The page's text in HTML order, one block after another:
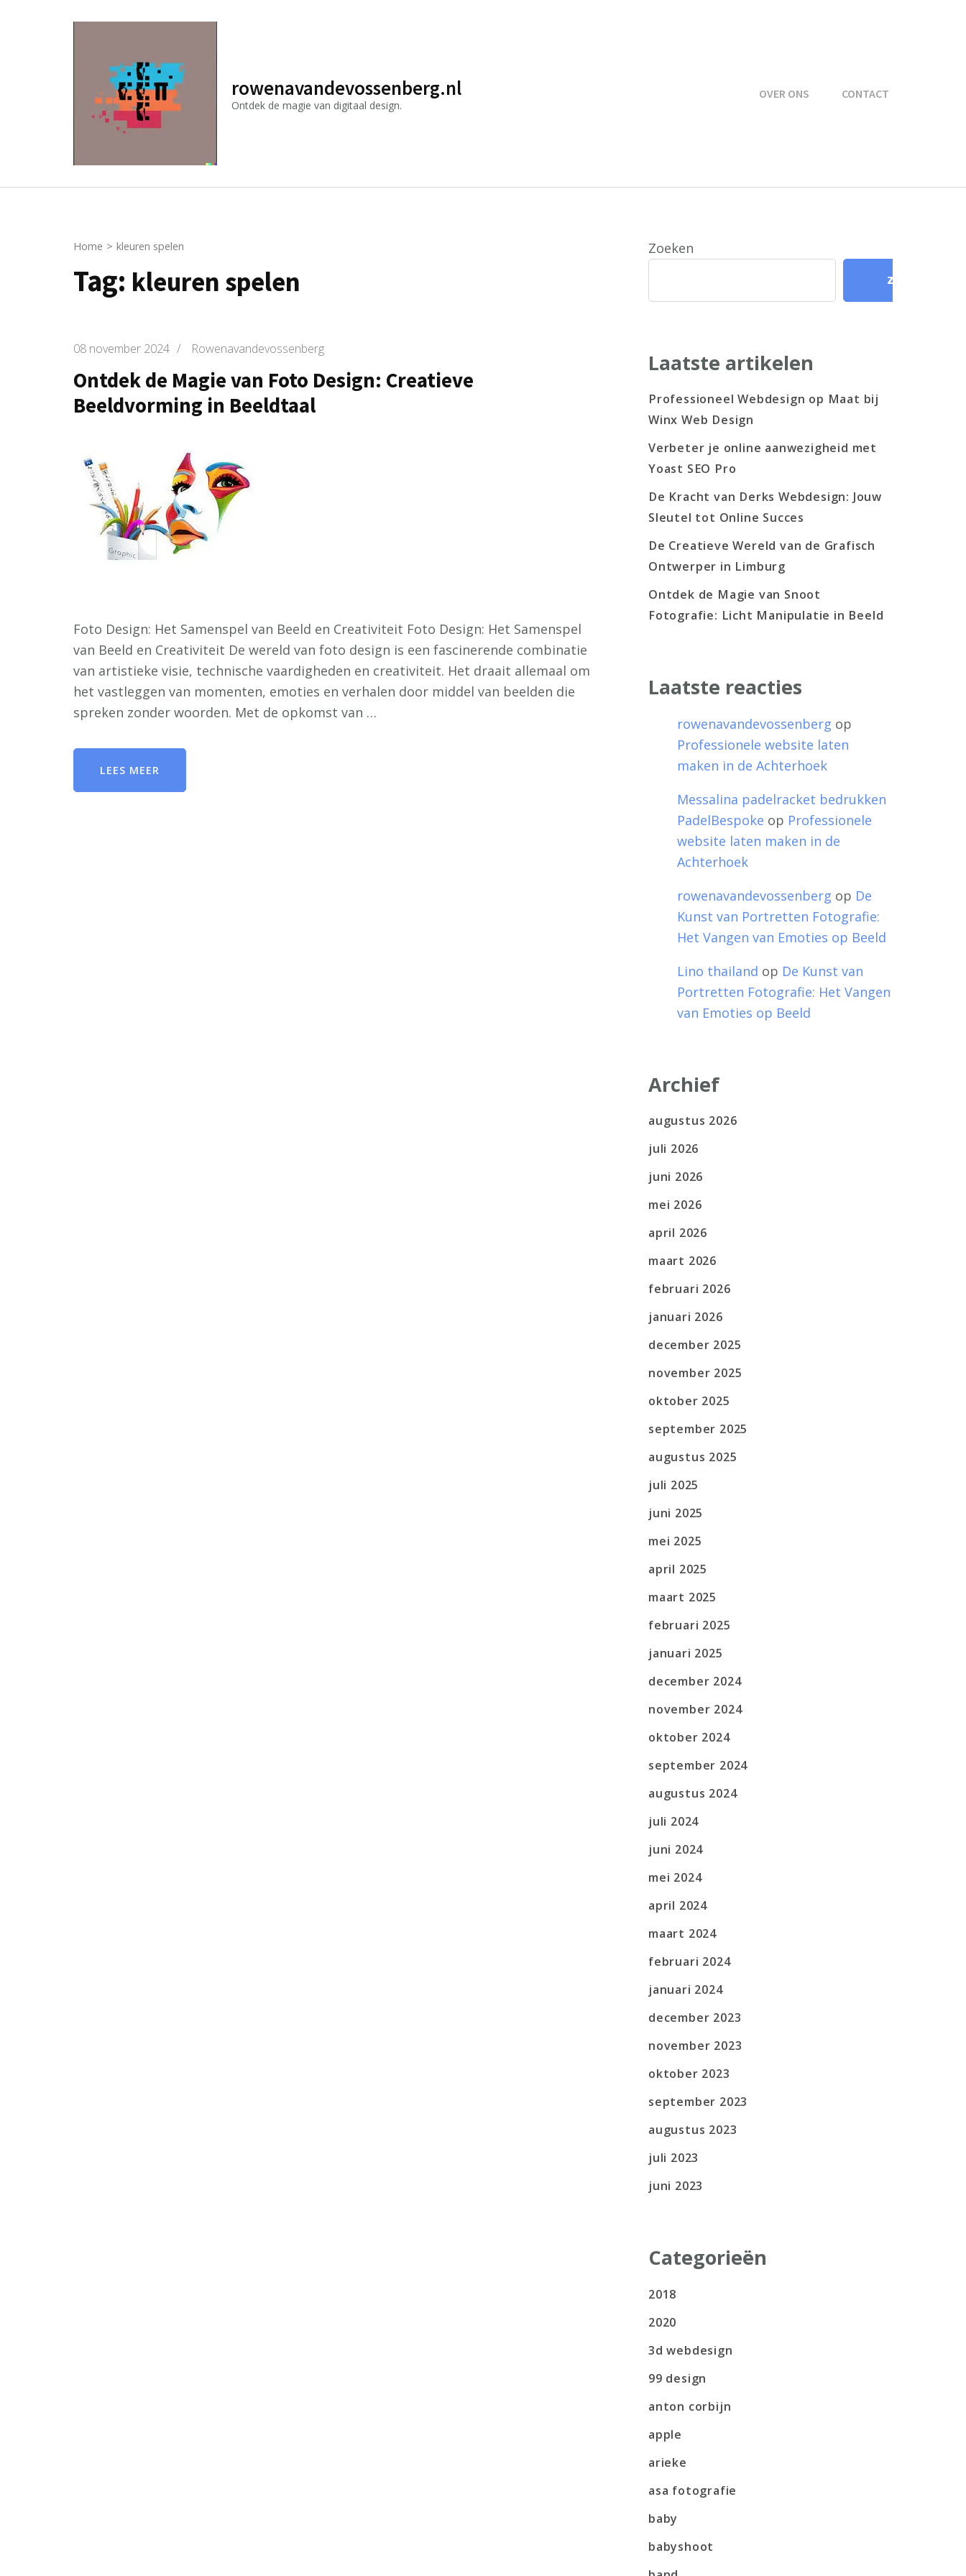
rowenavandevossenberg.nl
Ontdek de magie van digitaal design.
OVER ONS CONTACT
Home > kleuren spelen
Tag: kleuren spelen
08 november 2024 / Rowenavandevossenberg
Ontdek de Magie van Foto Design: Creatieve
Beeldvorming in Beeldtaal
Foto Design: Het Samenspel van Beeld en Creativiteit Foto Design: Het Samenspel
van Beeld en Creativiteit De wereld van foto design is een fascinerende combinatie
van artistieke visie, technische vaardigheden en creativiteit. Het draait allemaal om
het vastleggen van momenten, emoties en verhalen door middel van beelden die
spreken zonder woorden. Met de opkomst van …
LEES MEER
Zoeken
Zoeken
Laatste artikelen
Professioneel Webdesign op Maat bij
Winx Web Design
Verbeter je online aanwezigheid met
Yoast SEO Pro
De Kracht van Derks Webdesign: Jouw
Sleutel tot Online Succes
De Creatieve Wereld van de Grafisch
Ontwerper in Limburg
Ontdek de Magie van Snoot
Fotografie: Licht Manipulatie in Beeld
Laatste reacties
rowenavandevossenberg op
Professionele website laten
maken in de Achterhoek
Messalina padelracket bedrukken
PadelBespoke op Professionele
website laten maken in de
Achterhoek
rowenavandevossenberg op De
Kunst van Portretten Fotografie:
Het Vangen van Emoties op Beeld
Lino thailand op De Kunst van
Portretten Fotografie: Het Vangen
van Emoties op Beeld
Archief
augustus 2026
juli 2026
juni 2026
mei 2026
april 2026
maart 2026
februari 2026
januari 2026
december 2025
november 2025
oktober 2025
september 2025
augustus 2025
juli 2025
juni 2025
mei 2025
april 2025
maart 2025
februari 2025
januari 2025
december 2024
november 2024
oktober 2024
september 2024
augustus 2024
juli 2024
juni 2024
mei 2024
april 2024
maart 2024
februari 2024
januari 2024
december 2023
november 2023
oktober 2023
september 2023
augustus 2023
juli 2023
juni 2023
Categorieën
2018
2020
3d webdesign
99 design
anton corbijn
apple
arieke
asa fotografie
baby
babyshoot